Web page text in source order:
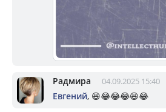
Радмира 04.09.2025 15:40
Евгений, 😆😂😂😂😆😂